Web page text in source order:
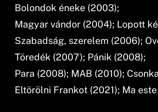
Bolondok éneke (2003);
Magyar vándor (2004); Lopott
Szabadság, szerelem (2006);
Töredék (2007); Pánik (2008);
Para (2008); MAB (2010);
Eltörölni Frankot (2021); Ma